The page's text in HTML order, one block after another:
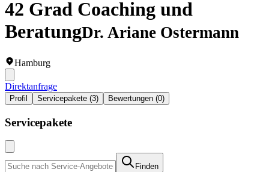
42 Grad Coaching und
BeratungDr. Ariane Ostermann
Hamburg
Direktanfrage
Profil Servicepakete (3) Bewertungen (0)
Servicepakete
Finden